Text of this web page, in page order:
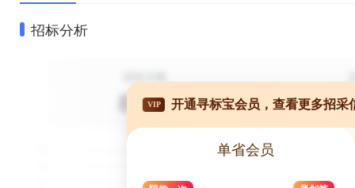
招标分析
VIP 开通寻标宝会员，查看更多招采
单省会员